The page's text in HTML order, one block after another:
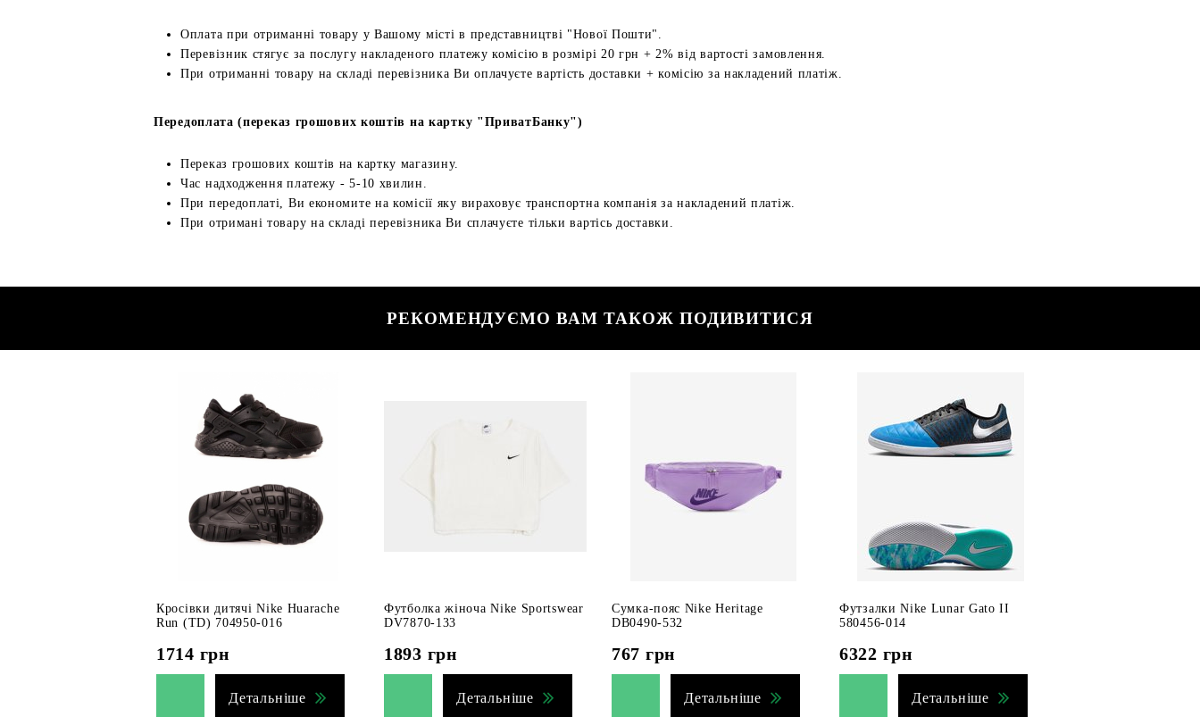
Оплата при отриманні товару у Вашому місті в представництві "Нової Пошти".
Перевізник стягує за послугу накладеного платежу комісію в розмірі 20 грн + 2% від вартості замовлення.
При отриманні товару на складі перевізника Ви оплачуєте вартість доставки + комісію за накладений платіж.
Передоплата (переказ грошових коштів на картку "ПриватБанку")
Переказ грошових коштів на картку магазину.
Час надходження платежу - 5-10 хвилин.
При передоплаті, Ви економите на комісії яку вираховує транспортна компанія за накладений платіж.
При отримані товару на складі перевізника Ви сплачуєте тільки вартісь доставки.
РЕКОМЕНДУЄМО ВАМ ТАКОЖ ПОДИВИТИСЯ
Кросівки дитячі Nike Huarache
Run (TD) 704950-016
1714 грн
Детальніше
Футболка жіноча Nike Sportswear
DV7870-133
1893 грн
Детальніше
Сумка-пояс Nike Heritage
DB0490-532
767 грн
Детальніше
Футзалки Nike Lunar Gato II
580456-014
6322 грн
Детальніше